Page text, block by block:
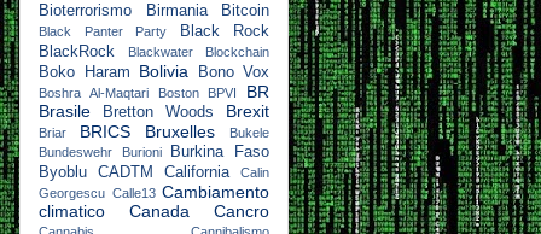
Bioterrorismo
Birmania Bitcoin
Black Panter Party
Black Rock
BlackRock
Blackwater Blockchain
Boko Haram Bolivia Bono Vox
Boshra Al-Maqtari Boston BPVI
BR
Brasile
Bretton Woods Brexit
Briar BRICS Bruxelles
Bukele
Bundeswehr
Burioni
Burkina Faso
Byoblu
CADTM California
Calin
Georgescu Calle13 Cambiamento
climatico
Canada Cancro
Cannabis Cannibalismo